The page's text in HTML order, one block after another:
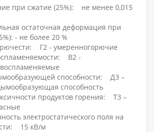
при сжатие (25%): не менее 0,015
остаточная деформация при
- не более 20 %
Г2 - умеренногорючие
В2 -
способности: Д3 –
способность
продуктов горения: Т3 –
электростатического поля на
15 кВ/м